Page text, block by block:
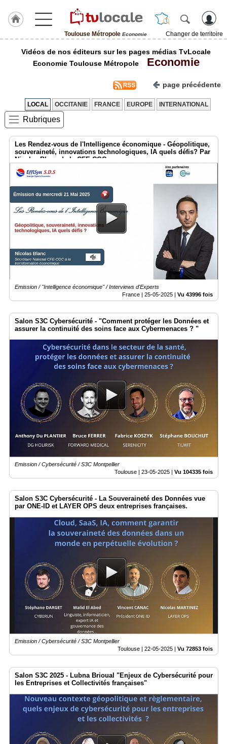
Toulouse Métropole Economie
Changer de territoire
J'adhère
TvLocale
France
Accueil
RUBRIQUES
Agenda
Gazette
Vidéos
Médias
Blogs
Inscription
annuaire
Vidéos de nos éditeurs sur les pages médias TvLocale
Economie Toulouse Métropole
Economie
page précédente
LOCAL OCCITANIE FRANCE EUROPE INTERNATIONAL
Rubriques
Les Rendez-vous de l'Intelligence économique - Géopolitique,
souveraineté, innovations technologiques, IA quels défis? Par
Nicolas Blanc de la CFE-CGC
Emission / "Intelligence économique" / Interviews d'Experts
France | 25-05-2025 Vu 43996 fois
Salon S3C Cybersécurité - "Comment protéger les Données et
assurer la continuité des soins face aux Cybermenaces ? "
Emission / Cybersécurité / S3C Montpellier
Toulouse | 23-05-2025 | Vu 104335 fois
Salon S3C Cybersécurité - La Souveraineté des Données vue
par ONE-ID et LAYER OPS deux entreprises françaises.
Emission / Cybersécurité / S3C Montpellier
Toulouse | 22-05-2025 | Vu 72853 fois
Salon S3C 2025 - Lubna Brioual "Enjeux de Cybersécurité pour
les Entreprises et Collectivités françaises"